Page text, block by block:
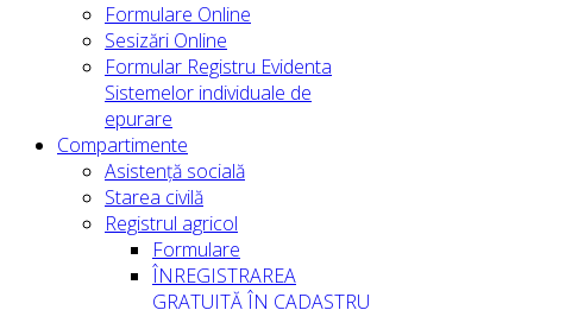
Formulare Online
Sesizări Online
Formular Registru Evidenta
Sistemelor individuale de
epurare
Compartimente
Asistență socială
Starea civilă
Registrul agricol
Formulare
ÎNREGISTRAREA
GRATUITĂ ÎN CADASTRU